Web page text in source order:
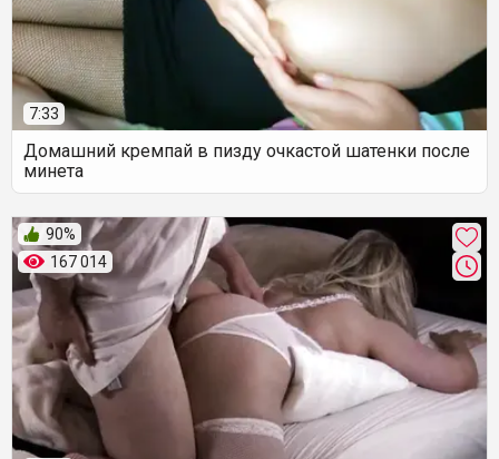
7:33
Домашний кремпай в пизду очкастой шатенки после
минета
167 014
90%